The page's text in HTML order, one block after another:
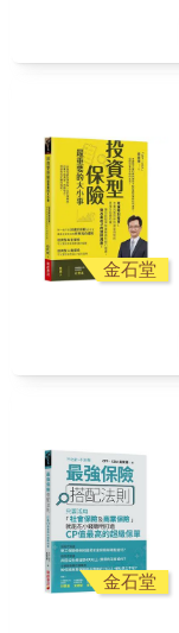
金石堂
金石堂